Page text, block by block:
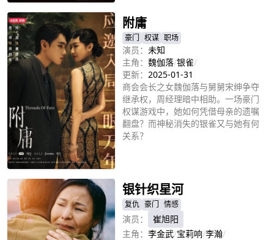
附庸
豪门 权谋 职场
演员： 未知
主角： 魏伽落/银雀/
更新： 2025-01-31
商会会长之女魏伽落与舅舅宋绅争夺
继承权，周经理暗中相助。一场豪门
权谋游戏中，她如何凭借母亲的遗嘱
翻盘？而神秘消失的银雀又与她有何
关系？
银针织星河
复仇 豪门 情感
演员：
崔旭阳
主角： 李金武/宝莉响/李瀚/